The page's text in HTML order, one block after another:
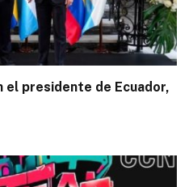
el presidente de Ecuador,